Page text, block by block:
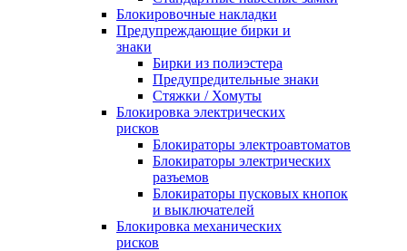
Блокировочные накладки
Предупреждающие бирки и
знаки
Бирки из полиэстера
Предупредительные знаки
Стяжки / Хомуты
Блокировка электрических
рисков
Блокираторы электроавтоматов
Блокираторы электрических
разъемов
Блокираторы пусковых кнопок
и выключателей
Блокировка механических
рисков